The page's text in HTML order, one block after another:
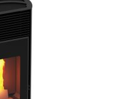
6.774,00 €
a
6.944,00 €